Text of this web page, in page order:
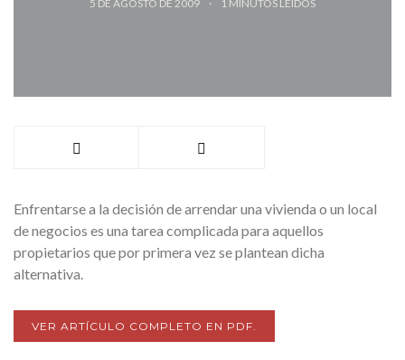
5 DE AGOSTO DE 2009 1 MINUTOS LEÍDOS
Enfrentarse a la decisión de arrendar una vivienda o un local
de negocios es una tarea complicada para aquellos
propietarios que por primera vez se plantean dicha
alternativa.
VER ARTÍCULO COMPLETO EN PDF.